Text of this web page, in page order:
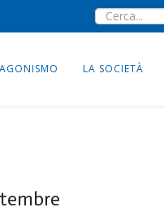
AGONISMO LA SOCIETÀ